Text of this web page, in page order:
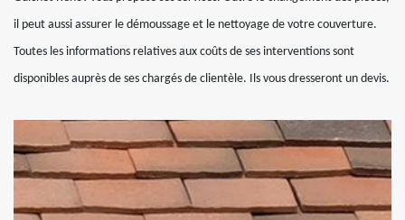
il peut aussi assurer le démoussage et le nettoyage de votre couverture.
Toutes les informations relatives aux coûts de ses interventions sont
disponibles auprès de ses chargés de clientèle. Ils vous dresseront un devis.